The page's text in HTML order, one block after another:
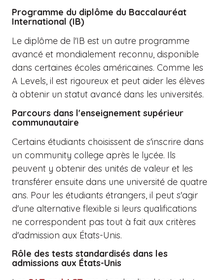
Programme du diplôme du Baccalauréat
International (IB)
Le diplôme de l'IB est un autre programme
avancé et mondialement reconnu, disponible
dans certaines écoles américaines. Comme les
A Levels, il est rigoureux et peut aider les élèves
à obtenir un statut avancé dans les universités.
Parcours dans l'enseignement supérieur
communautaire
Certains étudiants choisissent de s'inscrire dans
un community college après le lycée. Ils
peuvent y obtenir des unités de valeur et les
transférer ensuite dans une université de quatre
ans. Pour les étudiants étrangers, il peut s'agir
d'une alternative flexible si leurs qualifications
ne correspondent pas tout à fait aux critères
d'admission aux États-Unis.
Rôle des tests standardisés dans les
admissions aux États-Unis